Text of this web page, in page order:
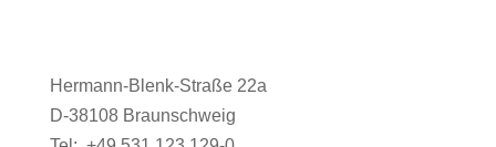
Hermann-Blenk-Straße 22a
D-38108 Braunschweig